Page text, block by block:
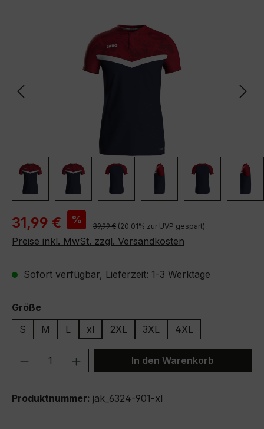
Bildergalerie überspringen
Verkaufspreis:
31,99 € % Regulärer Preis:
39,99 € (20.01% zur UVP gespart)
Preise inkl. MwSt. zzgl. Versandkosten
Sofort verfügbar, Lieferzeit: 1-3 Werktage
Größeauswählen
S
M L xl 2XL 3XL 4XL
Produkt Anzahl: Gib denIn den Warenkorb
Produktnummer: jak_6324-901-xl